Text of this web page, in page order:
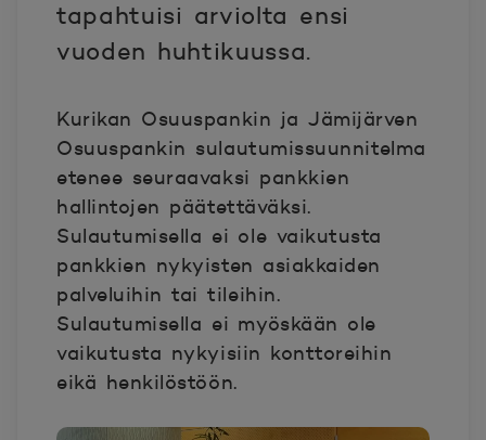
tapahtuisi arviolta ensi
vuoden huhtikuussa.
Kurikan Osuuspankin ja Jämijärven
Osuuspankin sulautumissuunnitelma
etenee seuraavaksi pankkien
hallintojen päätettäväksi.
Sulautumisella ei ole vaikutusta
pankkien nykyisten asiakkaiden
palveluihin tai tileihin.
Sulautumisella ei myöskään ole
vaikutusta nykyisiin konttoreihin
eikä henkilöstöön.